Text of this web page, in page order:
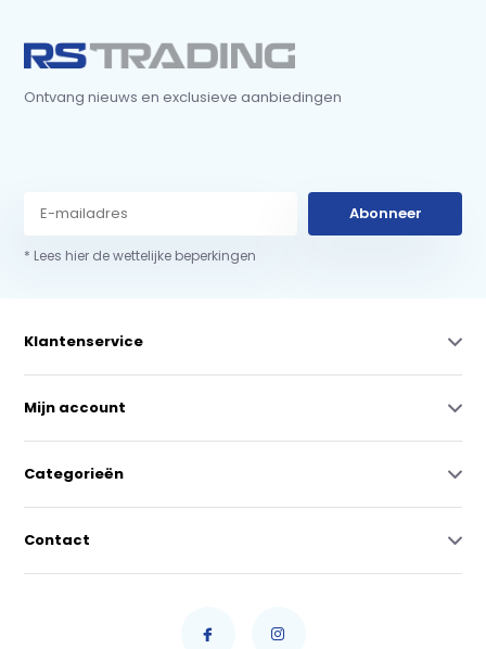
Ontvang nieuws en exclusieve aanbiedingen
Abonneer
* Lees hier de wettelijke beperkingen
Klantenservice
Mijn account
Categorieën
Contact